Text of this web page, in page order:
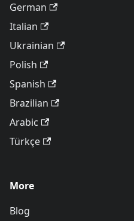
German
Italian
Ukrainian
Polish
Spanish
Brazilian
Arabic
Türkçe
More
Blog